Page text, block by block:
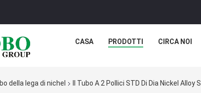
CASA PRODOTTI CIRCA NOI
della lega di nichel Il Tubo A 2 Pollici STD Di Dia Nickel